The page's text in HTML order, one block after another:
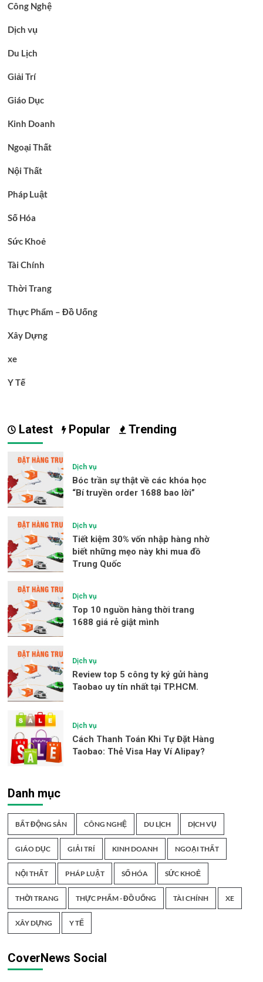
Công Nghệ
Dịch vụ
Du Lịch
Giải Trí
Giáo Dục
Kinh Doanh
Ngoại Thất
Nội Thất
Pháp Luật
Số Hóa
Sức Khoẻ
Tài Chính
Thời Trang
Thực Phẩm – Đồ Uống
Xây Dựng
xe
Y Tế
Latest Popular Trending
Dịch vụ
Bóc trần sự thật về các khóa học
“Bí truyền order 1688 bao lời”
Dịch vụ
Tiết kiệm 30% vốn nhập hàng nhờ
biết những mẹo này khi mua đồ
Trung Quốc
Dịch vụ
Top 10 nguồn hàng thời trang
1688 giá rẻ giật mình
Dịch vụ
Review top 5 công ty ký gửi hàng
Taobao uy tín nhất tại TP.HCM.
Dịch vụ
Cách Thanh Toán Khi Tự Đặt Hàng
Taobao: Thẻ Visa Hay Ví Alipay?
Danh mục
BẤT ĐỘNG SẢN CÔNG NGHỆ DU LỊCH DỊCH VỤ
GIÁO DỤC GIẢI TRÍ KINH DOANH NGOẠI THẤT
NỘI THẤT PHÁP LUẬT SỐ HÓA SỨC KHOẺ
THỜI TRANG THỰC PHẨM - ĐỒ UỐNG TÀI CHÍNH XE
XÂY DỰNG Y TẾ
CoverNews Social